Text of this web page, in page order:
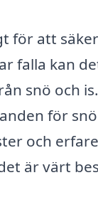
för att
falla kan
snö och
för
och
är värt